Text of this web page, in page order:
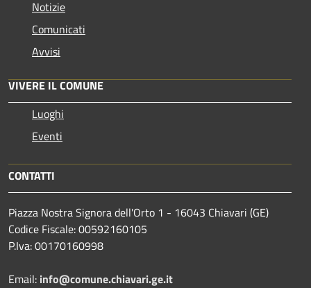
Notizie
Comunicati
Avvisi
VIVERE IL COMUNE
Luoghi
Eventi
CONTATTI
Piazza Nostra Signora dell'Orto 1 - 16043 Chiavari (GE)
Codice Fiscale: 00592160105
P.Iva: 00170160998
Email: info@comune.chiavari.ge.it